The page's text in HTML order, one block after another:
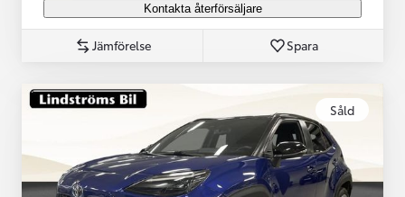
Kontakta återförsäljare
Jämförelse Spara
Såld